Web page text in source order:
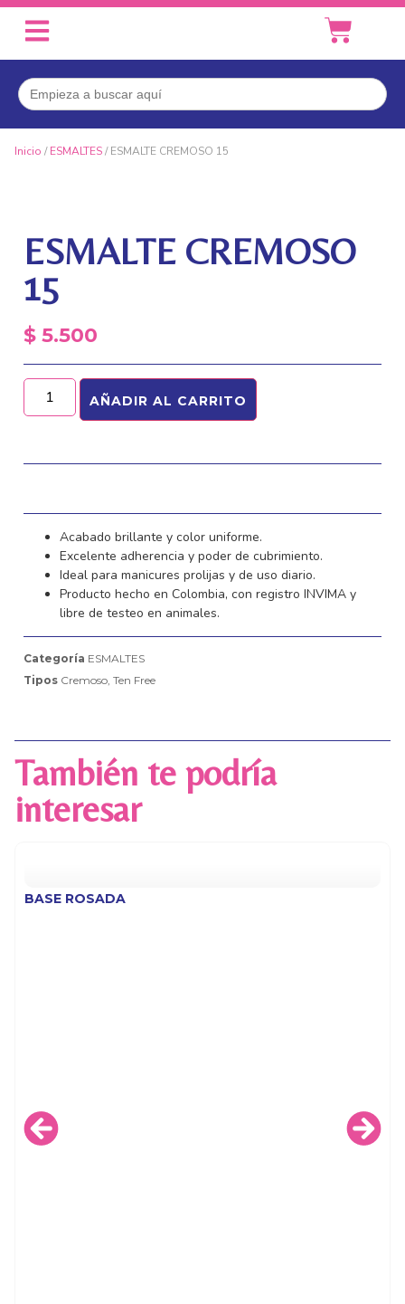
Buscar:
Inicio /ESMALTES/ ESMALTE CREMOSO 15
ESMALTE CREMOSO
15
$ 5.500
AÑADIR AL CARRITO
Acabado brillante y color uniforme.
Excelente adherencia y poder de cubrimiento.
Ideal para manicures prolijas y de uso diario.
Producto hecho en Colombia, con registro INVIMA y
libre de testeo en animales.
Categoría ESMALTES
Tipos Cremoso, Ten Free
También te podría
interesar
BASE ROSADA